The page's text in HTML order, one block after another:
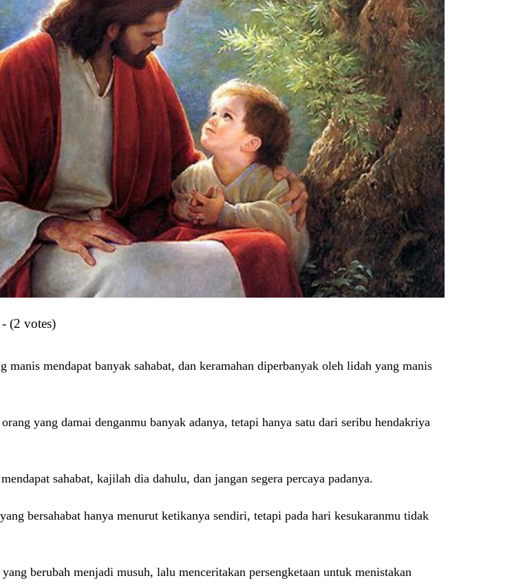
(2 votes)
manis mendapat banyak sahabat, dan keramahan diperbanyak oleh lidah yang manis
yang damai denganmu banyak adanya, tetapi hanya satu dari seribu hendakriya
sahabat, kajilah dia dahulu, dan jangan segera percaya padanya.
bersahabat hanya menurut ketikanya sendiri, tetapi pada hari kesukaranmu tidak
berubah menjadi musuh, lalu menceritakan persengketaan untuk menistakan